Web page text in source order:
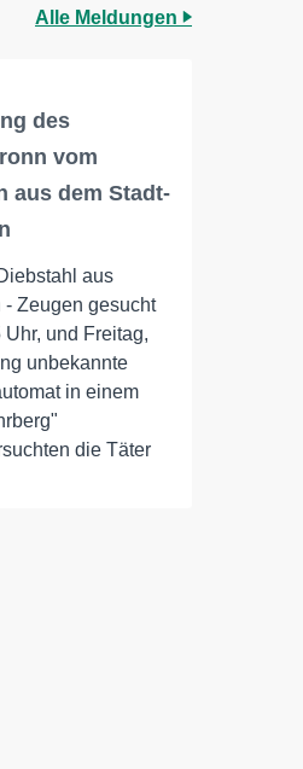
Alle Meldungen
des
vom
aus dem Stadt-
aus
Zeugen gesucht
und Freitag,
unbekannte
in einem
die Täter